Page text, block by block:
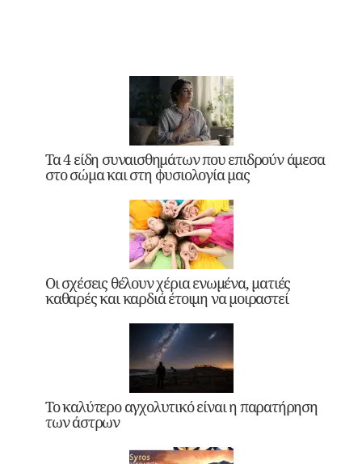
Τα 4 είδη συναισθημάτων που επιδρούν άμεσα
στο σώμα και στη φυσιολογία μας
Οι σχέσεις θέλουν χέρια ενωμένα, ματιές
καθαρές και καρδιά έτοιμη να μοιραστεί
Το καλύτερο αγχολυτικό είναι η παρατήρηση
των άστρων